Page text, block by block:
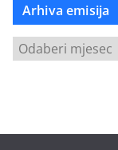
Arhiva emisija
r